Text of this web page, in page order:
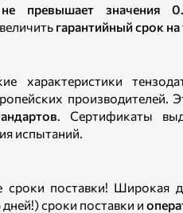
превышает значения
гарантийный срок
характеристики
производителей.
. Сертификаты
испытаний.
поставки! Широкая
сроки поставки и